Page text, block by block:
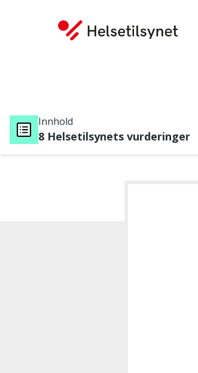
Innhold
8 Helsetilsynets vurderinger